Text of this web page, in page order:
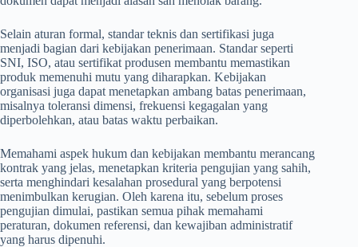
Selain aturan formal, standar teknis dan sertifikasi juga
menjadi bagian dari kebijakan penerimaan. Standar seperti
SNI, ISO, atau sertifikat produsen membantu memastikan
produk memenuhi mutu yang diharapkan. Kebijakan
organisasi juga dapat menetapkan ambang batas penerimaan,
misalnya toleransi dimensi, frekuensi kegagalan yang
diperbolehkan, atau batas waktu perbaikan.
Memahami aspek hukum dan kebijakan membantu merancang
kontrak yang jelas, menetapkan kriteria pengujian yang sahih,
serta menghindari kesalahan prosedural yang berpotensi
menimbulkan kerugian. Oleh karena itu, sebelum proses
pengujian dimulai, pastikan semua pihak memahami
peraturan, dokumen referensi, dan kewajiban administratif
yang harus dipenuhi.